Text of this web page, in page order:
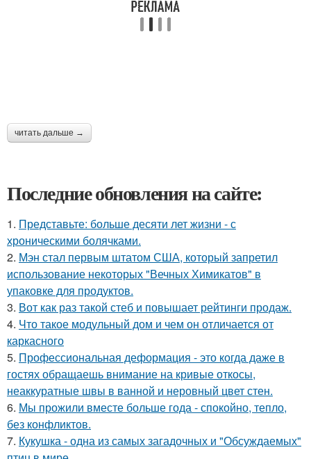
читать дальше →
Последние обновления на сайте:
1. Представьте: больше десяти лет жизни - с
хроническими болячками.
2. Мэн стал первым штатом США, который запретил
использование некоторых "Вечных Химикатов" в
упаковке для продуктов.
3. Вот как раз такой стеб и повышает рейтинги продаж.
4. Что такое модульный дом и чем он отличается от
каркасного
5. Профессиональная деформация - это когда даже в
гостях обращаешь внимание на кривые откосы,
неаккуратные швы в ванной и неровный цвет стен.
6. Мы прожили вместе больше года - спокойно, тепло,
без конфликтов.
7. Кукушка - одна из самых загадочных и "Обсуждаемых"